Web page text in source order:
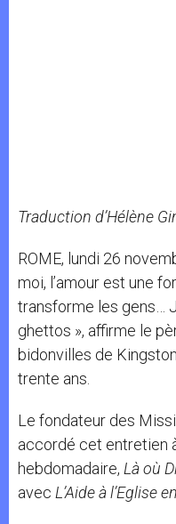
Traduction d’Hélène
ROME, lundi 26
moi, l’amour est une
transforme les gens…
ghettos », affirme le
bidonvilles de
trente ans.
Le fondateur des
accordé cet entretien
hebdomadaire, Là où
avec L’Aide à l’Eglise